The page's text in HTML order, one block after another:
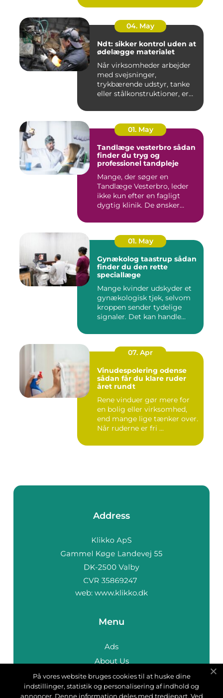
04. May
Ndt: sikker kontrol uden at
ødelægge materialet
Når virksomheder arbejder
med svejsninger,
trykbærende udstyr, tanke
eller stålkonstruktioner, er
01. May
Tandlæge vesterbro sådan
finder du tryg og
professionel tandpleje
Mange, der søger en
Tandlæge Vesterbro, leder
ikke kun efter en fagligt
dygtig klinik. De ønsker
01. May
Gynækolog taastrup sådan
finder du den rette
speciallæge
Mange kvinder udskyder et
gynækologisk tjek, selvom
kroppen sender tydelige
signaler. Det kan handle...
07. Apr
Vinudespolering odense
sådan får du klare ruder
året rundt
Rene vinduer gør mere for
en bolig eller virksomhed,
end mange lige tænker over.
Når ruderne er fri ...
Address
web: www.klikko.dk
Menu
Ads
About Us
Cookies
Contact
På vores website bruges cookies til at huske dine
indstillinger, statistik og personalisering af indhold og
annoncer. Denne information deles med tredjepart. Ved